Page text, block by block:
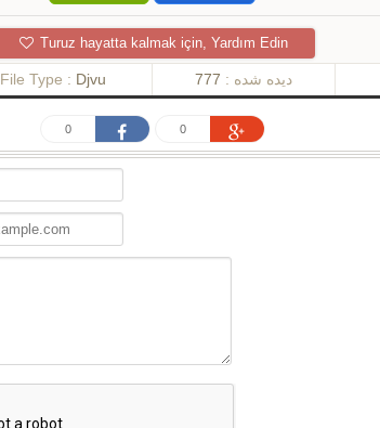
Turuz hayatta kalmak için, Yardım Edin
File Type : Djvu دیده شده : 777
0 0